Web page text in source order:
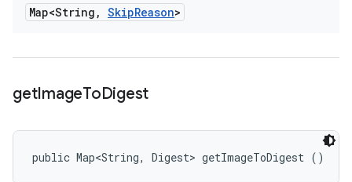
Map<String , SkipReason>
getImageToDigest
public Map<String, Digest> getImageToDigest ()